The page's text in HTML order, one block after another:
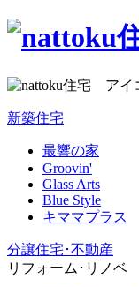
新築住宅
最響の家
Groovin'
Glass Arts
Blue Style
キママプラス
分譲住宅･不動産
リフォーム･リノベ